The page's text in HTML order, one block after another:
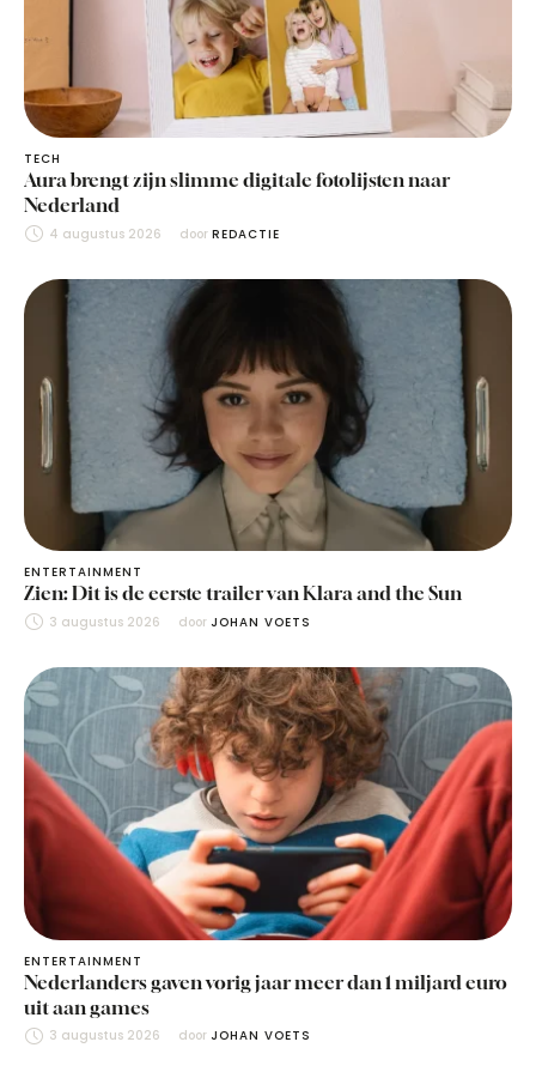
TECH
Aura brengt zijn slimme digitale fotolijsten naar
Nederland
4 augustus 2026 door REDACTIE
ENTERTAINMENT
Zien: Dit is de eerste trailer van Klara and the Sun
3 augustus 2026 door JOHAN VOETS
ENTERTAINMENT
Nederlanders gaven vorig jaar meer dan 1 miljard euro
uit aan games
3 augustus 2026 door JOHAN VOETS